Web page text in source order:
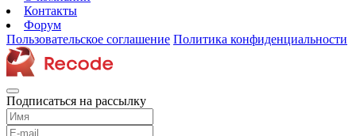
Контакты
Форум
Пользовательское соглашение Политика конфиденциальности
Подписаться на рассылку